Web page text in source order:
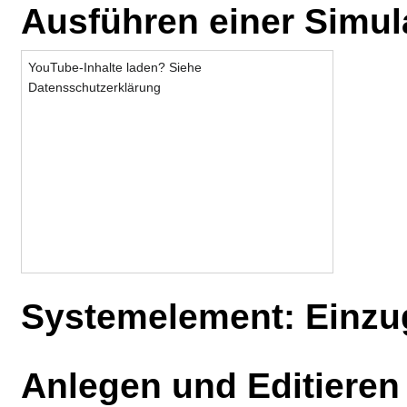
Ausführen einer
YouTube-Inhalte laden? Siehe
Datensschutzerklärung
Systemelement:
Anlegen und